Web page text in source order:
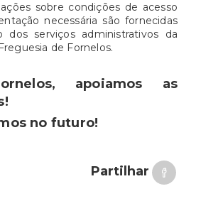
sobre condições de acesso
necessária são fornecidas
dos serviços administrativos da
de Fornelos.
apoiamos as
no futuro!
Partilhar